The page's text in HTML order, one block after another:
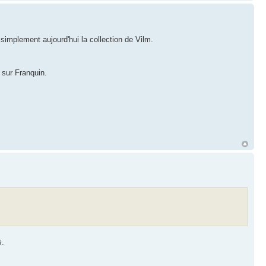
aujourd'hui la collection de Vilm.
Franquin.